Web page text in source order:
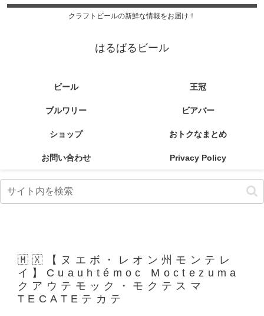
クラフトビールの新鮮な情報をお届け！
はるばるビール
ビール 王冠
ブルワリー ビアバー
ショップ おトクなまとめ
お問い合わせ Privacy Policy
🇲🇽【ヌエボ・レオン州モンテレ
イ】Cuauhtémoc Moctezuma
クアウテモック・モクテスマ
TECATEテカテ